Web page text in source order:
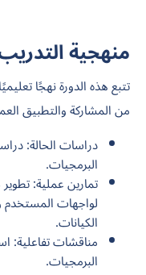
منهجية
تتبع هذه الدورة نهجًا
من المشاركة والتطبيق
دراسات الحالة:
البرمجيات.
تمارين عملية:
لواجهات
الكيانات.
مناقشات
البرمجيات.